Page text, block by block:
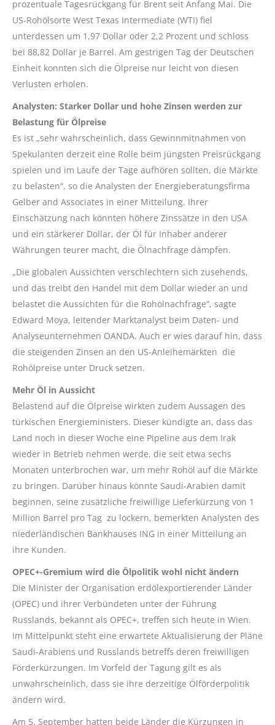
prozentuale Tagesrückgang für Brent seit Anfang Mai. Die
US-Rohölsorte West Texas Intermediate (WTI) fiel
unterdessen um 1,97 Dollar oder 2,2 Prozent und schloss
bei 88,82 Dollar je Barrel. Am gestrigen Tag der Deutschen
Einheit konnten sich die Ölpreise nur leicht von diesen
Verlusten erholen.
Analysten: Starker Dollar und hohe Zinsen werden zur
Belastung für Ölpreise
Es ist „sehr wahrscheinlich, dass Gewinnmitnahmen von
Spekulanten derzeit eine Rolle beim jüngsten Preisrückgang
spielen und im Laufe der Tage aufhören sollten, die Märkte
zu belasten“, so die Analysten der Energieberatungsfirma
Gelber and Associates in einer Mitteilung. Ihrer
Einschätzung nach könnten höhere Zinssätze in den USA
und ein stärkerer Dollar, der Öl für Inhaber anderer
Währungen teurer macht, die Ölnachfrage dämpfen.
„Die globalen Aussichten verschlechtern sich zusehends,
und das treibt den Handel mit dem Dollar wieder an und
belastet die Aussichten für die Rohölnachfrage“, sagte
Edward Moya, leitender Marktanalyst beim Daten- und
Analyseunternehmen OANDA. Auch er wies darauf hin, dass
die steigenden Zinsen an den US-Anleihemärkten die
Rohölpreise unter Druck setzen.
Mehr Öl in Aussicht
Belastend auf die Ölpreise wirkten zudem Aussagen des
türkischen Energieministers. Dieser kündigte an, dass das
Land noch in dieser Woche eine Pipeline aus dem Irak
wieder in Betrieb nehmen werde, die seit etwa sechs
Monaten unterbrochen war, um mehr Rohöl auf die Märkte
zu bringen. Darüber hinaus könnte Saudi-Arabien damit
beginnen, seine zusätzliche freiwillige Lieferkürzung von 1
Million Barrel pro Tag zu lockern, bemerkten Analysten des
niederländischen Bankhauses ING in einer Mitteilung an
ihre Kunden.
OPEC+-Gremium wird die Ölpolitik wohl nicht ändern
Die Minister der Organisation erdölexportierender Länder
(OPEC) und ihrer Verbündeten unter der Führung
Russlands, bekannt als OPEC+, treffen sich heute in Wien.
Im Mittelpunkt steht eine erwartete Aktualisierung der Pläne
Saudi-Arabiens und Russlands betreffs deren freiwilligen
Förderkürzungen. Im Vorfeld der Tagung gilt es als
unwahrscheinlich, dass sie ihre derzeitige Ölförderpolitik
ändern wird.
Am 5. September hatten beide Länder die Kürzungen in